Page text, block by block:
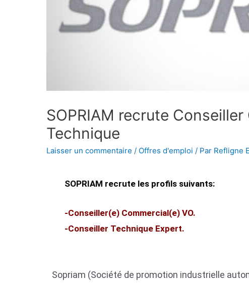
SOPRIAM recrute
Technique
Laisser un commentaire / Offres d'emploi / Par Refligne
SOPRIAM recrute les profils suivants:
-Conseiller(e) Commercial(e) VO.
-Conseiller Technique Expert.
Sopriam (Société de promotion industrielle